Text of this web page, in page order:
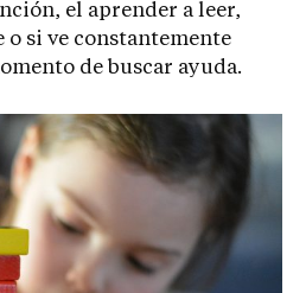
el aprender a leer,
si ve constantemente
de buscar ayuda.